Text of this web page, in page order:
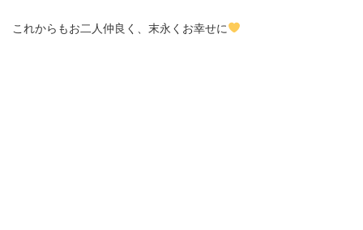
これからもお二人仲良く、末永くお幸せに